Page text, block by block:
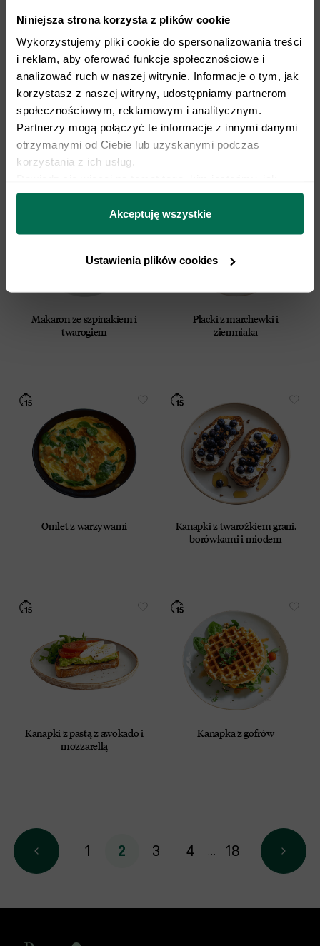
Niniejsza strona korzysta z plików cookie
Wykorzystujemy pliki cookie do spersonalizowania treści
i reklam, aby oferować funkcje społecznościowe i
analizować ruch w naszej witrynie. Informacje o tym, jak
korzystasz z naszej witryny, udostępniamy partnerom
społecznościowym, reklamowym i analitycznym.
Partnerzy mogą połączyć te informacje z innymi danymi
otrzymanymi od Ciebie lub uzyskanymi podczas
korzystania z ich usług.
można się z nami skontaktować i w jaki sposób
przetwarzamy dane osobowe w ramach
prywatności.
Akceptuję wszystkie
Ustawienia plików cookies
Zielony twarożek
Makaron z jabłkiem i
cynamonem
Makaron ze szpinakiem i
twarogiem
Placki z marchewki i
ziemniaka
Omlet z warzywami
Kanapki z twarożkiem grani,
borówkami i miodem
Kanapki z pastą z awokado i
mozzarellą
Kanapka z gofrów
1 2 3 4 … 18